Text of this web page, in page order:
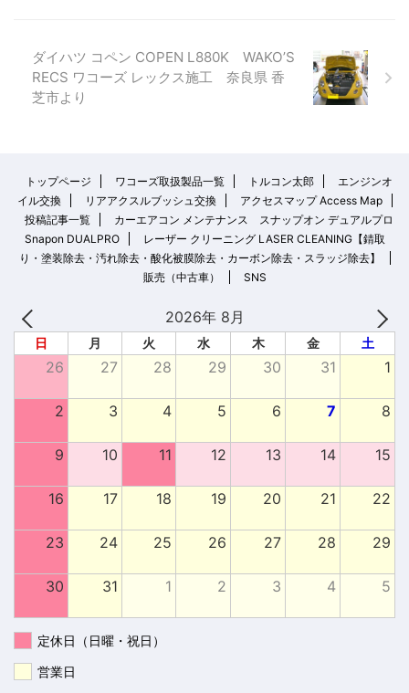
ダイハツ コペン COPEN L880K WAKO’S
RECS ワコーズ レックス施工 奈良県 香
芝市より
トップページ ワコーズ取扱製品一覧 トルコン太郎
エンジンオ
イル交換
リアアクスルブッシュ交換
アクセスマップ Access Map
投稿記事一覧
カーエアコン メンテナンス スナップオン デュアルプロ
Snapon DUALPRO
レーザー クリーニング LASER CLEANING【錆取
り・塗装除去・汚れ除去・酸化被膜除去・カーボン除去・スラッジ除去】
販売（中古車）
SNS
2026年 8月
日 月 火 水 木 金 土
26 27 28 29 30 31 1
2 3 4 5 6 7 8
9 10 11 12 13 14 15
16 17 18 19 20 21 22
23 24 25 26 27 28 29
30 31 1 2 3 4 5
定休日（日曜・祝日）
営業日